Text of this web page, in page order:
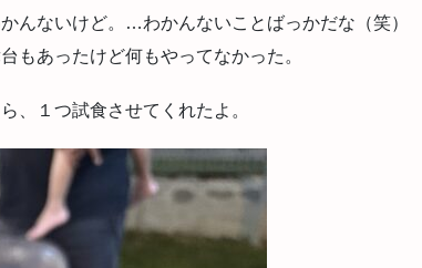
んないけど。…わかんないことばっかだな（笑）
もあったけど何もやってなかった。
、１つ試食させてくれたよ。